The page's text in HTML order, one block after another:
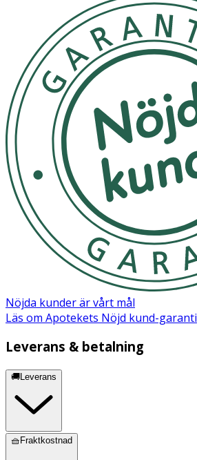
Nöjda kunder är vårt mål
Läs om Apotekets Nöjd kund-garanti
Leverans & betalning
🚚Leverans
🧺Fraktkostnad